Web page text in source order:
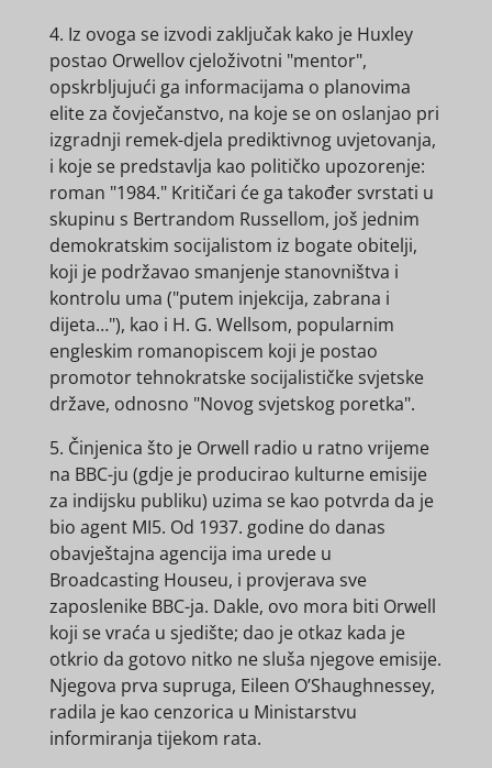
4. Iz ovoga se izvodi zaključak kako je Huxley
postao Orwellov cjeloživotni "mentor",
opskrbljujući ga informacijama o planovima
elite za čovječanstvo, na koje se on oslanjao pri
izgradnji remek-djela prediktivnog uvjetovanja,
i koje se predstavlja kao političko upozorenje:
roman "1984." Kritičari će ga također svrstati u
skupinu s Bertrandom Russellom, još jednim
demokratskim socijalistom iz bogate obitelji,
koji je podržavao smanjenje stanovništva i
kontrolu uma ("putem injekcija, zabrana i
dijeta…"), kao i H. G. Wellsom, popularnim
engleskim romanopiscem koji je postao
promotor tehnokratske socijalističke svjetske
države, odnosno "Novog svjetskog poretka".
5. Činjenica što je Orwell radio u ratno vrijeme
na BBC-ju (gdje je producirao kulturne emisije
za indijsku publiku) uzima se kao potvrda da je
bio agent MI5. Od 1937. godine do danas
obavještajna agencija ima urede u
Broadcasting Houseu, i provjerava sve
zaposlenike BBC-ja. Dakle, ovo mora biti Orwell
koji se vraća u sjedište; dao je otkaz kada je
otkrio da gotovo nitko ne sluša njegove emisije.
Njegova prva supruga, Eileen O’Shaughnessey,
radila je kao cenzorica u Ministarstvu
informiranja tijekom rata.